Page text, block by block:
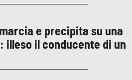
e precipita su una
il conducente di un